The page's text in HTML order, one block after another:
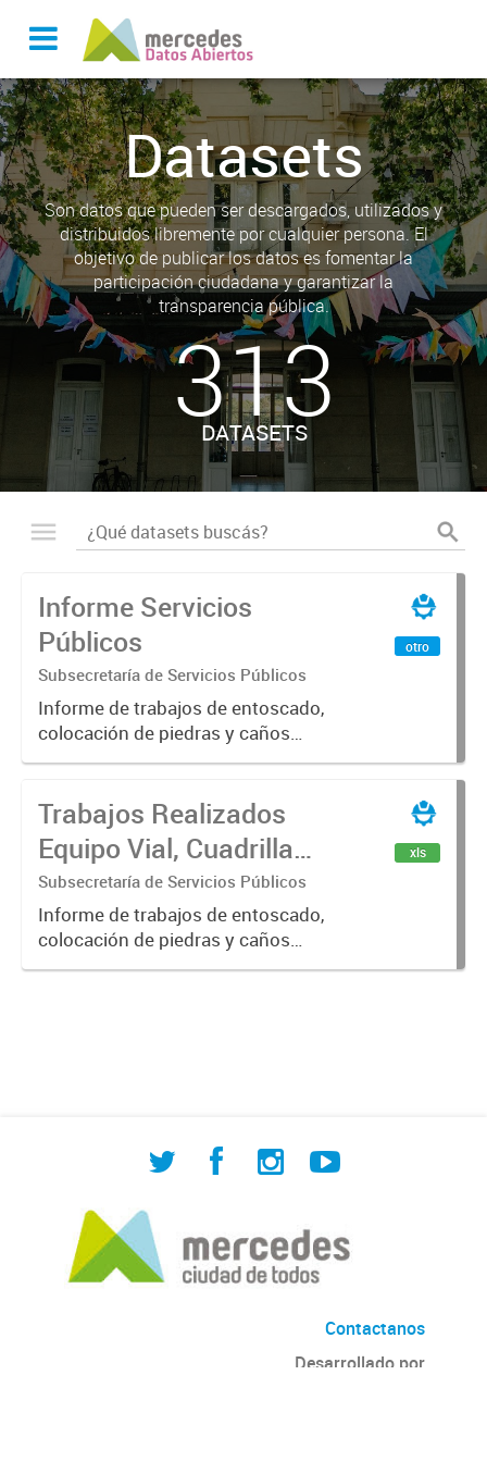
Datasets
Son datos que pueden ser descargados, utilizados y
distribuidos libremente por cualquier persona. El
objetivo de publicar los datos es fomentar la
participación ciudadana y garantizar la
transparencia pública.
313
DATASETS
Informe Servicios
Públicos
Subsecretaría de Servicios Públicos
Informe de trabajos de entoscado,
colocación de piedras y caños
(zanjeo - cruce de calles) Informe
construcción, colocación de tapa
registro, reparación...
otro
Trabajos Realizados
Equipo Vial, Cuadrilla
Bacheo, Servicio
Eléctrico - Noviembre
2021
Subsecretaría de Servicios Públicos
Informe de trabajos de entoscado,
colocación de piedras y caños
(zanjeo - cruce de calles) Informe
xls
Contactanos
Desarrollado por